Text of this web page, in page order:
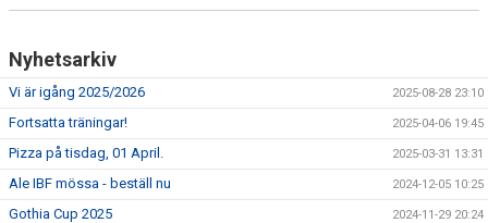
Nyhetsarkiv
Vi är igång 2025/2026 2025-08-28 23:10
Fortsatta träningar! 2025-04-06 19:45
Pizza på tisdag, 01 April. 2025-03-31 13:31
Ale IBF mössa - beställ nu 2024-12-05 10:25
Gothia Cup 2025 2024-11-29 20:24